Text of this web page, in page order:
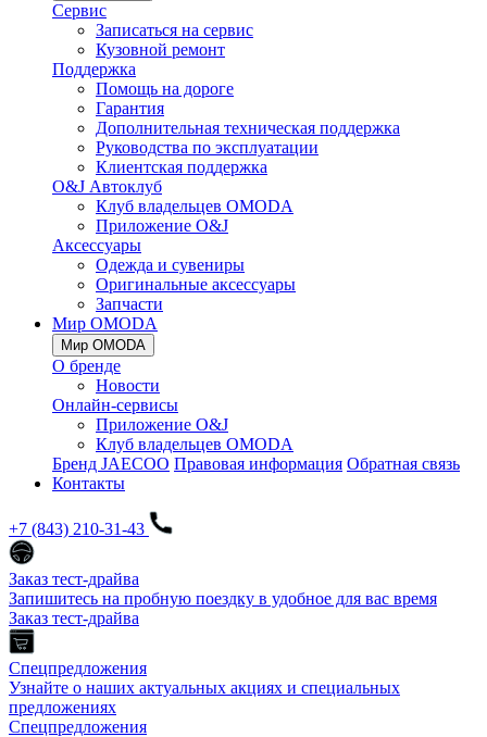
Сервис
Записаться на сервис
Кузовной ремонт
Поддержка
Помощь на дороге
Гарантия
Дополнительная техническая поддержка
Руководства по эксплуатации
Клиентская поддержка
O&J Автоклуб
Клуб владельцев OMODA
Приложение O&J
Аксессуары
Одежда и сувениры
Оригинальные аксессуары
Запчасти
Мир OMODA
Мир OMODA
О бренде
Новости
Онлайн-сервисы
Приложение O&J
Клуб владельцев OMODA
Бренд JAECOO Правовая информация Обратная связь
Контакты
+7 (843) 210-31-43
Заказ тест-драйва
Запишитесь на пробную поездку в удобное для вас время
Заказ тест-драйва
Спецпредложения
Узнайте о наших актуальных акциях и специальных
предложениях
Спецпредложения